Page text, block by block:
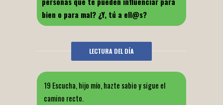
bien o para mal? ¿Y, tú a ell@s?
LECTURA DEL DÍA
19 Escucha, hijo mío, hazte sabio y sigue el
camino recto.